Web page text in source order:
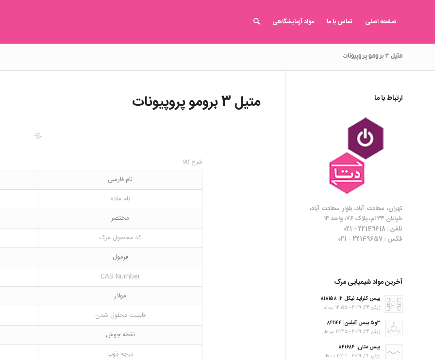
صفحه اصلی تماس با ما مواد آزمایشگاهی
متیل ۳ برومو پروپیونات
متیل 3 برومو پروپیونات
شرح کالا
نام فارسی
نام ماده
مختصر
کد محصول مرک
فرمول
CAS Number
مولار
قابلیت محلول شدن
نقطه جوش
درجه ذوب
ارتباط با ما
تهران، سعادت آباد، بلوار سعادت آباد،
خیابان ۳۴ ام، پلاک ۷۶، واحد ۱۴
تلفن : 22149618 – 021
فکس : 22149657 – 021
آخرین مواد شیمیایی مرک
بیس کلراید نیکل ۲| ۸۱۸۱۵۸
ژوئن 24, 2019 - 12:55 ب.ظ
۳و۵ بیس آنیلین| ۸۴۱۱۴۴
ژوئن 24, 2019 - 12:45 ب.ظ
بیس متان| ۸۴۱۶۸۴
ژوئن 24, 2019 - 12:31 ب.ظ